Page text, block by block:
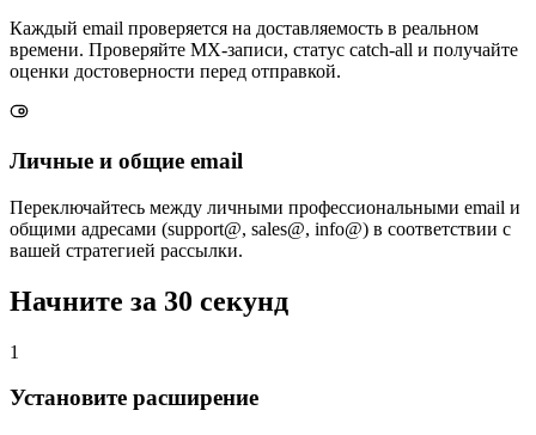
Каждый email проверяется на доставляемость в реальном
времени. Проверяйте MX-записи, статус catch-all и получайте
оценки достоверности перед отправкой.
Личные и общие email
Переключайтесь между личными профессиональными email и
общими адресами (support@, sales@, info@) в соответствии с
вашей стратегией рассылки.
Начните за 30 секунд
1
Установите расширение